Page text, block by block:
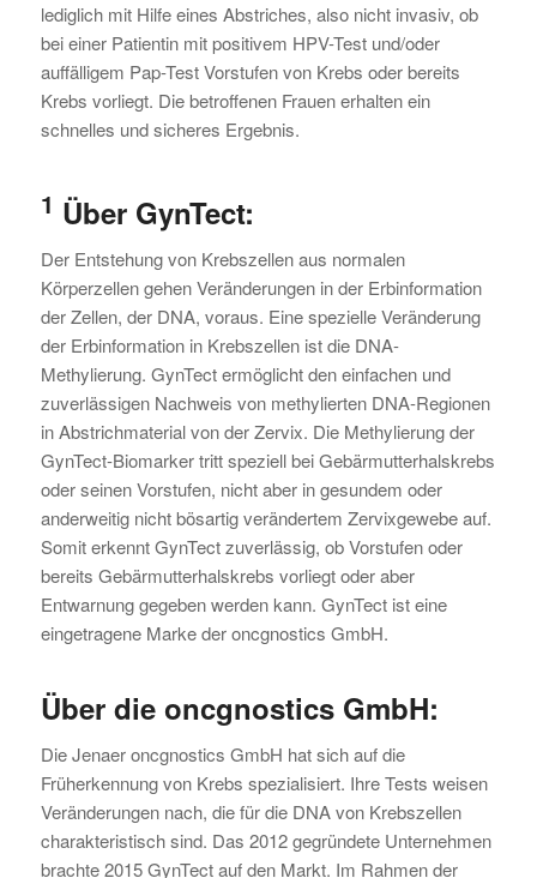
lediglich mit Hilfe eines Abstriches, also nicht invasiv, ob
bei einer Patientin mit positivem HPV-Test und/oder
auffälligem Pap-Test Vorstufen von Krebs oder bereits
Krebs vorliegt. Die betroffenen Frauen erhalten ein
schnelles und sicheres Ergebnis.
1 Über GynTect:
Der Entstehung von Krebszellen aus normalen
Körperzellen gehen Veränderungen in der Erbinformation
der Zellen, der DNA, voraus. Eine spezielle Veränderung
der Erbinformation in Krebszellen ist die DNA-
Methylierung. GynTect ermöglicht den einfachen und
zuverlässigen Nachweis von methylierten DNA-Regionen
in Abstrichmaterial von der Zervix. Die Methylierung der
GynTect-Biomarker tritt speziell bei Gebärmutterhalskrebs
oder seinen Vorstufen, nicht aber in gesundem oder
anderweitig nicht bösartig verändertem Zervixgewebe auf.
Somit erkennt GynTect zuverlässig, ob Vorstufen oder
bereits Gebärmutterhalskrebs vorliegt oder aber
Entwarnung gegeben werden kann. GynTect ist eine
eingetragene Marke der oncgnostics GmbH.
Über die oncgnostics GmbH:
Die Jenaer oncgnostics GmbH hat sich auf die
Früherkennung von Krebs spezialisiert. Ihre Tests weisen
Veränderungen nach, die für die DNA von Krebszellen
charakteristisch sind. Das 2012 gegründete Unternehmen
brachte 2015 GynTect auf den Markt. Im Rahmen der